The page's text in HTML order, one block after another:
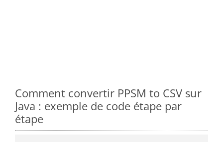
Comment convertir PPSM to CSV sur
Java : exemple de code étape par
étape